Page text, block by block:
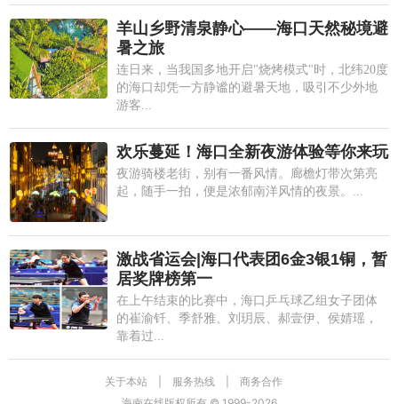
羊山乡野清泉静心——海口天然秘境避
暑之旅
连日来，当我国多地开启"烧烤模式"时，北纬20度
的海口却凭一方静谧的避暑天地，吸引不少外地
游客...
欢乐蔓延！海口全新夜游体验等你来玩
夜游骑楼老街，别有一番风情。廊檐灯带次第亮
起，随手一拍，便是浓郁南洋风情的夜景。...
激战省运会|海口代表团6金3银1铜，暂
居奖牌榜第一
在上午结束的比赛中，海口乒乓球乙组女子团体
的崔渝钎、季舒雅、刘玥辰、郝壹伊、侯婧瑶，
靠着过...
关于本站 服务热线
商务合作